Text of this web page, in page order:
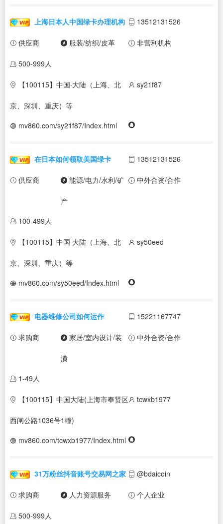
上海日本人中国绿卡办理机构 13512131526
供应商 服装/纺织/皮革 非营利机构
500-999人
【100115】中国·大陆（上海、北
京、深圳、重庆）等
sy21f87
mv860.com/sy21f87/Index.html
在日本如何领取美国绿卡 13512131526
供应商 能源/电力/水利/矿
产
中外合资/合作
100-499人
【100115】中国·大陆（上海、北
京、深圳、重庆）等
sy50eed
mv860.com/sy50eed/Index.html
电器维修公司如何运作 15221167747
求购商 家居/室内设计/装
潢
中外合资/合作
1-49人
【100115】中国大陆(上海市奉贤区
西闸公路1036号1幢)
tcwxb1977
mv860.com/tcwxb1977/Index.html
31万粉丝抖音账号交易网之家 @bdaicoin
求购商 人力资源服务 个人企业
500-999人